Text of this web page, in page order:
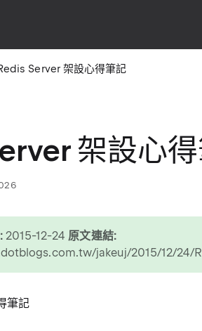
Server 架設心得筆記
架設心
2015-12-24 原文連結:
jakeuj/2015/12/24/
筆記